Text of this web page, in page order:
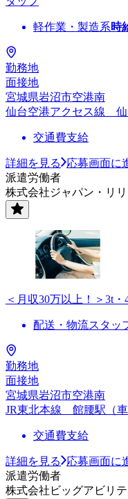
軽作業・製造系時
勤務地
面接地
宮城県岩沼市空港南
仙台空港アクセス線 仙
交通費支給
詳細を見る
応募画面に
派遣労働者
株式会社ジャパン・リ
＜月収30万以上！＞3t
配送・物流スタッ
勤務地
面接地
宮城県岩沼市空港南
JR東北本線 館腰駅（車
交通費支給
詳細を見る
応募画面に
派遣労働者
株式会社ビッグアビリテ